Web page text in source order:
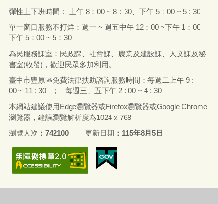
彈性上下班時間： 上午8： 00 ~ 8： 30、下午5： 00 ~ 5 : 30
單一窗口服務不打烊：週一 ~ 週五中午12： 00 ~下午1 ： 00
下午5： 00 ~ 5： 30
為民服務課室：民政課、社會課、農業及建設課、人文課及秘
書室(收發) ，歡迎民眾多加利用。
臺中市豐原區免費法律扶助諮詢服務時間：每週二上午 9 :
00 ~ 11 : 30 ； 每週 三 五下午2 : 00 ~ 4 : 30
本網站建議使用Edge瀏覽器或Firefox瀏覽器或Google Chrome
瀏覽器，建議瀏覽解析度為1024 x 768
瀏覽人次
742100 更新日期 115年8月5日